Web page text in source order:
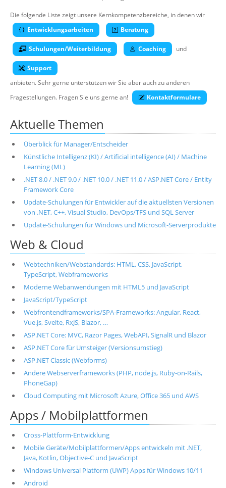
Suche
Die folgende Liste zeigt unsere Kernkompetenzbereiche, in denen wir
Entwicklungsarbeiten
Beratung
Schulungen/Weiterbildung Coaching und
Support
anbieten. Sehr gerne unterstützen wir Sie aber auch zu anderen
Fragestellungen. Fragen Sie uns gerne an!
Kontaktformulare
Aktuelle Themen
Überblick für Manager/Entscheider
Künstliche Intelligenz (KI) / Artificial intelligence (AI) / Machine
Learning (ML)
.NET 8.0 / .NET 9.0 / .NET 10.0 / .NET 11.0 / ASP.NET Core / Entity
Framework Core
Update-Schulungen für Entwickler auf die aktuellsten Versionen
von .NET, C++, Visual Studio, DevOps/TFS und SQL Server
Update-Schulungen für Windows und Microsoft-Serverprodukte
Web & Cloud
Webtechniken/Webstandards: HTML, CSS, JavaScript,
TypeScript, Webframeworks
Moderne Webanwendungen mit HTML5 und JavaScript
JavaScript/TypeScript
Webfrontendframeworks/SPA-Frameworks: Angular, React,
Vue.js, Svelte, RxJS, Blazor, …
ASP.NET Core: MVC, Razor Pages, WebAPI, SignalR und Blazor
ASP.NET Core für Umsteiger (Versionsumstieg)
ASP.NET Classic (Webforms)
Andere Webserverframeworks (PHP, node.js, Ruby-on-Rails,
PhoneGap)
Cloud Computing mit Microsoft Azure, Office 365 und AWS
Apps / Mobilplattformen
Cross-Plattform-Entwicklung
Mobile Geräte/Mobilplattformen/Apps entwickeln mit .NET,
Java, Kotlin, Objective-C und JavaScript
Windows Universal Platform (UWP) Apps für Windows 10/11
Android